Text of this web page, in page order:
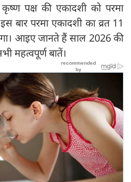
पक्ष की एकादशी को परमा
बार परमा एकादशी का व्रत 11
आइए जानते हैं साल 2026 की
महत्वपूर्ण बातें।